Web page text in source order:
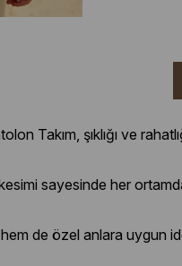
Takım, şıklığı ve
kesimi sayesinde her
hem de özel anlara uygun